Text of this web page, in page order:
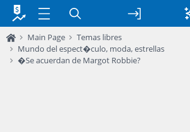
Main Page
Temas libres
Mundo del espect�culo, moda, estrellas
�Se acuerdan de Margot Robbie?